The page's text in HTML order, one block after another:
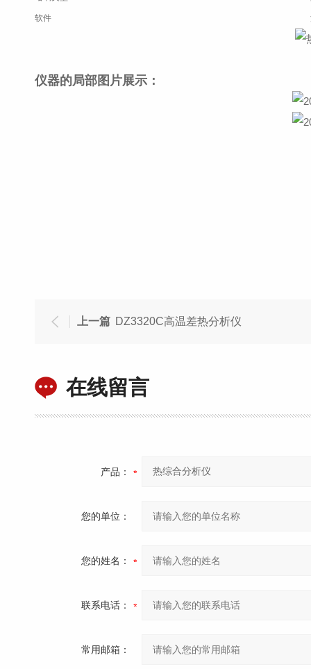
软件
仪器的局部图片展示：
上一篇 DZ3320C高温差热分析仪
在线留言
产品：
您的单位：
您的姓名：
联系电话：
常用邮箱：